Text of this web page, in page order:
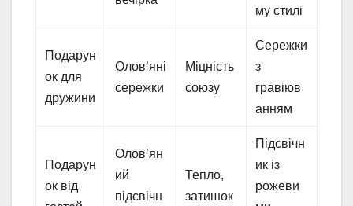
му стилі
Подарун
ок для
дружини
Олов’яні
сережки
Міцність
союзу
Сережки
з
гравіюв
анням
Подарун
ок від
Олов’ян
ий
підсвічн
Тепло,
затишок
Підсвічн
ик із
рожеви